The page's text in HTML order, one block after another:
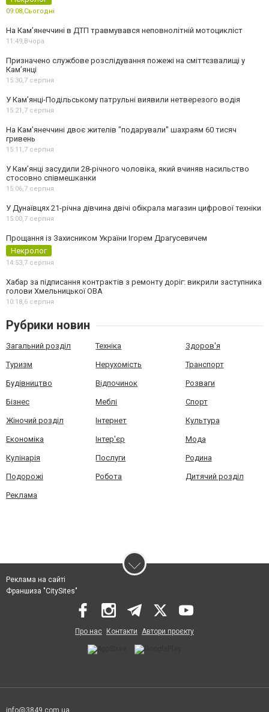
09:08,Сьогодні
На Кам’янеччині в ДТП травмувався неповнолітній мотоцикліст
11:49,Вчора
Призначено службове розслідування пожежі на сміттєзвалищі у
Кам’янці
15:30,7 серпня
У Кам’янці-Подільському патрульні виявили нетверезого водія
15:21,7 серпня
На Камʼянеччині двоє жителів "подарували" шахраям 60 тисяч
гривень
15:11,7 серпня
У Камʼянці засудили 28-річного чоловіка, який вчиняв насильство
стосовно співмешканки
15:06,7 серпня
У Дунаївцях 21-річна дівчина двічі обікрала магазин цифрової техніки
15:00,7 серпня
Прощання із Захисником України Ігорем Драгусевичем
Некролог
14:53,7 серпня
Хабар за підписання контрактів з ремонту доріг: викрили заступника
голови Хмельницької ОВА
10:18,6 серпня
Рубрики новин
Загальний розділ Техніка Здоров'я
Туризм Нерухомість Транспорт
Будівництво Відпочинок Розваги
Бізнес Меблі Спорт
Жіночий розділ Інтернет Культура
Економіка Інтер'єр Мода
Кулінарія Послуги Родина
Подорожі Робота Дитячий розділ
Реклама
Реклама на сайті
Франшиза "CitySites"
Про нас Контакти Автори проєкту
info@3849.com.ua